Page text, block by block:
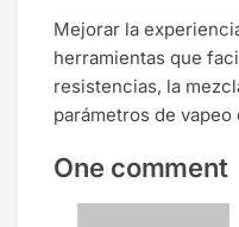
Mejorar la
herramientas que
resistencias, la
parámetros de
One comment